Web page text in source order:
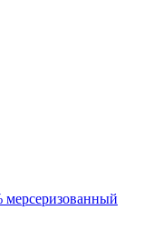
мерсеризованный